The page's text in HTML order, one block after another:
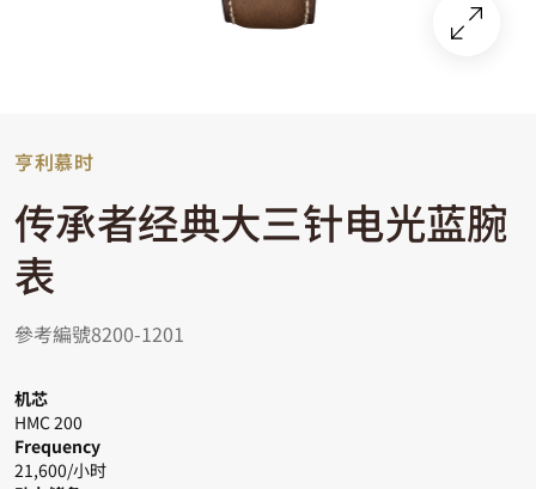
亨利慕时
传承者经典大三针电光蓝腕
表
參考編號8200-1201
机芯
HMC 200
Frequency
21,600/小时